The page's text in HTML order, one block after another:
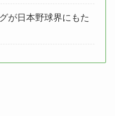
が日本野球界にもた